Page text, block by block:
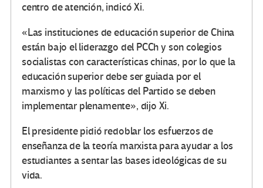
centro de atención, indicó Xi.
«Las instituciones de educación superior de China
están bajo el liderazgo del PCCh y son colegios
socialistas con características chinas, por lo que la
educación superior debe ser guiada por el
marxismo y las políticas del Partido se deben
implementar plenamente», dijo Xi.
El presidente pidió redoblar los esfuerzos de
enseñanza de la teoría marxista para ayudar a los
estudiantes a sentar las bases ideológicas de su
vida.